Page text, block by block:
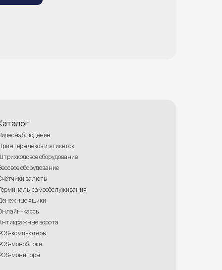
чеков и этикеток
оборудование
оборудование
валюты
самообслуживания
ящики
кассы
ворота
компьютеры
моноблоки
мониторы